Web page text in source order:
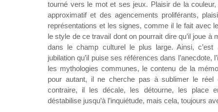
tourné vers le mot et ses jeux. Plaisir de la
approximatif et des agencements proliférants,
représentations et les signes, comme il le fait avec
le style de ce travail dont on pourrait dire qu’il joue à
dans le champ culturel le plus large. Ainsi, c’est
jubilation qu’il puise ses références dans l’anecdote,
les mythologies communes, le contenu de la
pour autant, il ne cherche pas à sublimer le réel
contraire, il les décale, les détourne, les place
déstabilise jusqu’à l’inquiétude, mais cela, toujours